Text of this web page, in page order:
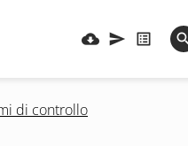
di controllo